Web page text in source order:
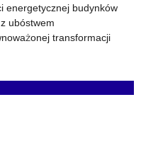
energetycznej budynków
ubóstwem
transformacji